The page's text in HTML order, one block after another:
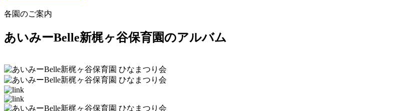
各園のご案内
あいみーBelle新梶ヶ谷保育園のアルバム